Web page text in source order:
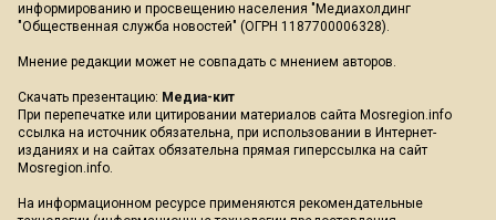
информированию и просвещению населения "Медиахолдинг
"Общественная служба новостей" (ОГРН 1187700006328).
Мнение редакции может не совпадать с мнением авторов.
Скачать презентацию: Медиа-кит
При перепечатке или цитировании материалов сайта Mosregion.info
ссылка на источник обязательна, при использовании в Интернет-
изданиях и на сайтах обязательна прямая гиперссылка на сайт
Mosregion.info.
На информационном ресурсе применяются рекомендательные